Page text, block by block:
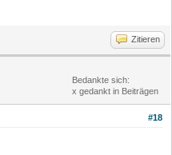
Zitieren
Bedankte sich:
x gedankt in Beiträgen
#18